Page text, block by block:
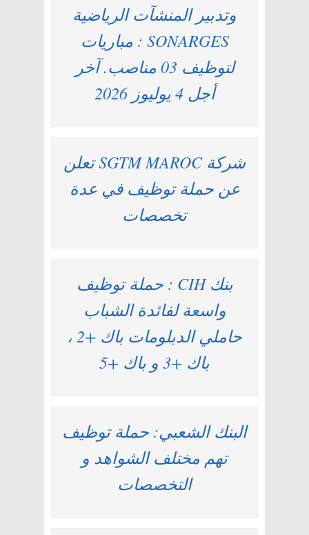
وتدبير المنشآت الرياضية
SONARGES : مباريات
لتوظيف 03 مناصب. آخر
أجل 4 يوليوز 2026
شركة SGTM MAROC تعلن
عن حملة توظيف في عدة
تخصصات
بنك CIH : حملة توظيف
واسعة لفائدة الشباب
حاملي الدبلومات باك +2 ،
باك +3 و باك +5
البنك الشعبي: حملة توظيف
تهم مختلف الشواهد و
التخصصات